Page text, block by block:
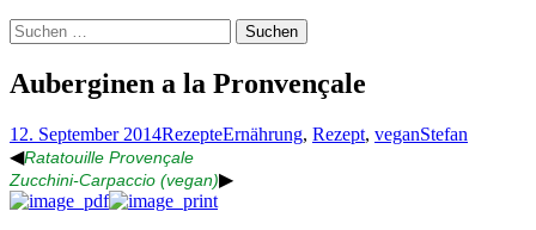
Suchen
nach:
Auberginen a la Pronvençale
12. September 2014RezepteErnährung, Rezept, veganStefan
◀Ratatouille Provençale
Zucchini-Carpaccio (vegan)▶